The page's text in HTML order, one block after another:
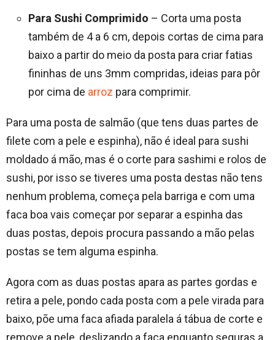
Para Sushi Comprimido – Corta uma posta
também de 4 a 6 cm, depois cortas de cima para
baixo a partir do meio da posta para criar fatias
fininhas de uns 3mm compridas, ideias para pôr
por cima de arroz para comprimir.
Para uma posta de salmão (que tens duas partes de
filete com a pele e espinha), não é ideal para sushi
moldado á mão, mas é o corte para sashimi e rolos de
sushi, por isso se tiveres uma posta destas não tens
nenhum problema, começa pela barriga e com uma
faca boa vais começar por separar a espinha das
duas postas, depois procura passando a mão pelas
postas se tem alguma espinha.
Agora com as duas postas apara as partes gordas e
retira a pele, pondo cada posta com a pele virada para
baixo, põe uma faca afiada paralela á tábua de corte e
remove a pele, deslizando a faca enquanto seguras a